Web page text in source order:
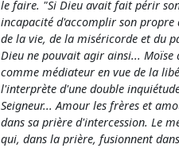
le faire. "Si Dieu avait fait périr
incapacité d'accomplir son propre
de la vie, de la miséricorde et du
Dieu ne pouvait agir ainsi...
comme médiateur en vue de la
l'interprète d'une double
Seigneur... Amour les frères et
dans sa prière d'intercession. Le
qui, dans la prière, fusionnent